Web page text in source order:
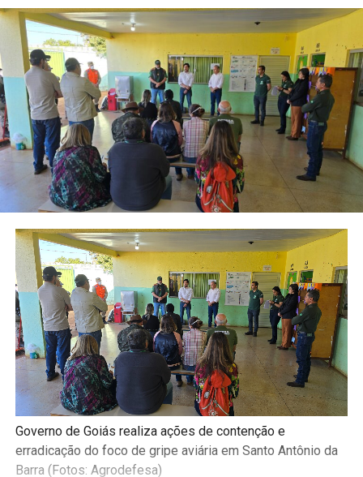
Governo de Goiás realiza ações de contenção e
erradicação do foco de gripe aviária em Santo Antônio da
Barra (Fotos: Agrodefesa)